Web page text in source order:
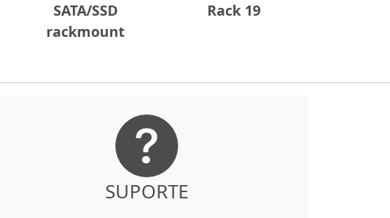
SATA/SSD
rackmount
Rack 19
SUPORTE